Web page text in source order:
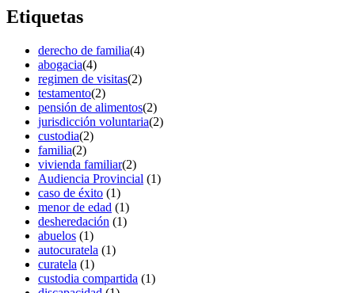
Etiquetas
derecho de familia(4)
abogacia(4)
regimen de visitas(2)
testamento(2)
pensión de alimentos(2)
jurisdicción voluntaria(2)
custodia(2)
familia(2)
vivienda familiar(2)
Audiencia Provincial (1)
caso de éxito (1)
menor de edad (1)
desheredación (1)
abuelos (1)
autocuratela (1)
curatela (1)
custodia compartida (1)